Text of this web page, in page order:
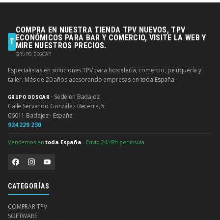
T
COMPRA EN NUESTRA TIENDA TPV NUEVOS, TPV
ECONÓMICOS PARA BAR Y COMERCIO, VISITE LA WEB Y
MIRE NUESTROS PRECIOS.
GRUPO DOSCAR
Especialistas en soluciones TPV para hostelería, comercio, peluquería y
taller. Más de 20 años asesorando empresas en toda España.
GRUPO DOSCAR · Sede en Badajoz
Calle Servando González Becerra, 5
06011 Badajoz · España
924 229 230
Vendemos entoda España · Envío 24/48h península
CATEGORÍAS
COMPRAR TPV
SOFTWARE